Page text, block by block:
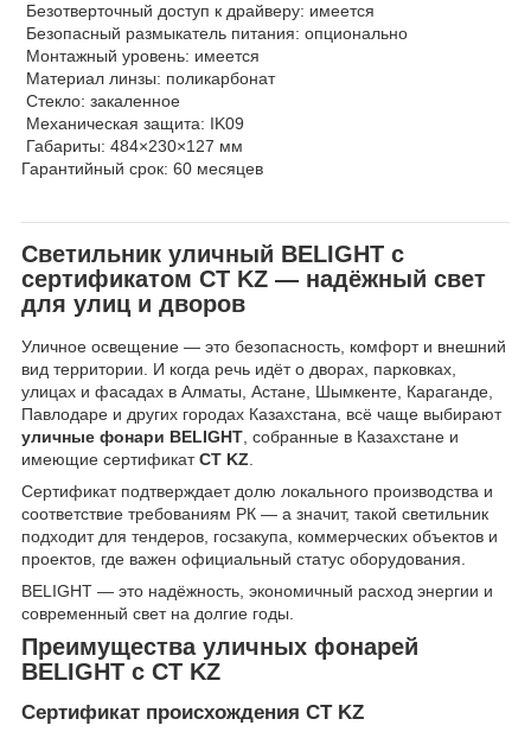
Безотверточный доступ к драйверу: имеется
Безопасный размыкатель питания: опционально
Монтажный уровень: имеется
Материал линзы: поликарбонат
Стекло: закаленное
Механическая защита: IK09
Габариты: 484×230×127 мм
Гарантийный срок: 60 месяцев
Светильник уличный BELIGHT с
сертификатом СТ KZ — надёжный свет
для улиц и дворов
Уличное освещение — это безопасность, комфорт и внешний
вид территории. И когда речь идёт о дворах, парковках,
улицах и фасадах в Алматы, Астане, Шымкенте, Караганде,
Павлодаре и других городах Казахстана, всё чаще выбирают
уличные фонари BELIGHT , собранные в Казахстане и
имеющие сертификатСТ KZ
Сертификат подтверждает долю локального производства и
соответствие требованиям РК — а значит, такой светильник
подходит для тендеров, госзакупа, коммерческих объектов и
проектов, где важен официальный статус оборудования.
BELIGHT — это надёжность, экономичный расход энергии и
современный свет на долгие годы.
Преимущества уличных фонарей
BELIGHT с СТ KZ
Сертификат происхождения СТ KZ